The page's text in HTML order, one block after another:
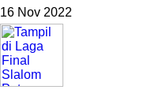
16 Nov 2022